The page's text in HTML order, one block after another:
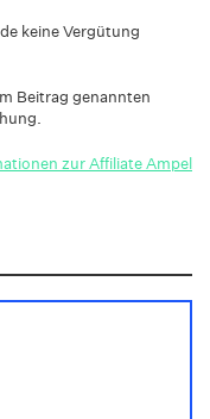
keine Vergütung
Beitrag genannten
zur Affiliate Ampel